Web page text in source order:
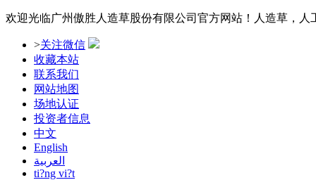
欢迎光临广州傲胜人造草股份有限公司官方网站！人造草，
>关注微信
收藏本站
联系我们
网站地图
场地认证
投资者信息
中文
English
العربية
ti?ng vi?t